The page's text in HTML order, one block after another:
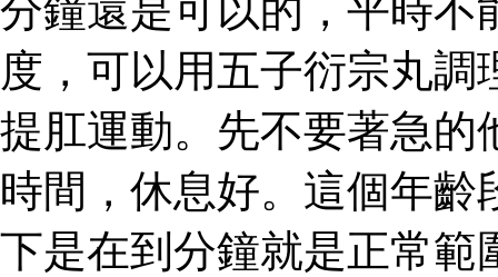
分鐘還是可以的，平時不
度，可以用五子衍宗丸
提肛運動。先不要著急的
時間，休息好。這個年
下是在到分鐘就是正常範